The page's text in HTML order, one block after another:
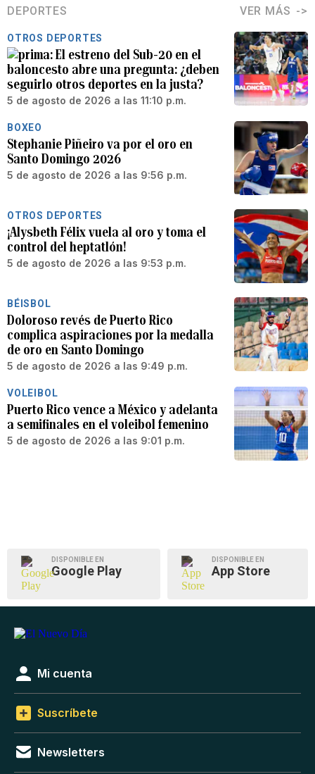
DEPORTES VER MÁS
OTROS DEPORTES
El estreno del Sub-20 en el
baloncesto abre una pregunta: ¿deben
seguirlo otros deportes en la justa?
5 de agosto de 2026 a las 11:10 p.m.
BOXEO
Stephanie Piñeiro va por el oro en
Santo Domingo 2026
5 de agosto de 2026 a las 9:56 p.m.
OTROS DEPORTES
¡Alysbeth Félix vuela al oro y toma el
control del heptatlón!
5 de agosto de 2026 a las 9:53 p.m.
BÉISBOL
Doloroso revés de Puerto Rico
complica aspiraciones por la medalla
de oro en Santo Domingo
5 de agosto de 2026 a las 9:49 p.m.
VOLEIBOL
Puerto Rico vence a México y adelanta
a semifinales en el voleibol femenino
5 de agosto de 2026 a las 9:01 p.m.
DISPONIBLE EN
Google Play
DISPONIBLE EN
App Store
Mi cuenta
Suscríbete
Newsletters